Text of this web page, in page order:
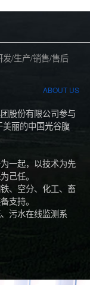
/生产/销售/售后
ABOUT US
股份有限公司参与
丽的中国光谷腹
一起，以技术为先
己任。
、空分、化工、畜
支持。
污水在线监测系